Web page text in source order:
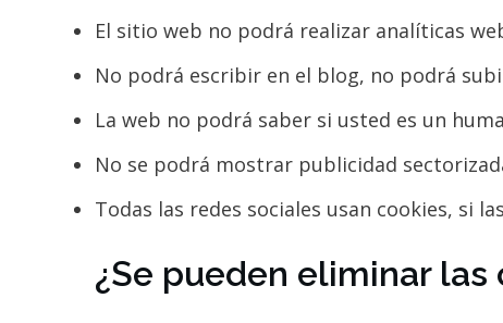
El sitio web no podrá realizar analíticas
No podrá escribir en el blog, no podrá
La web no podrá saber si usted es un
No se podrá mostrar publicidad
Todas las redes sociales usan cookies, si
¿Se pueden eliminar las